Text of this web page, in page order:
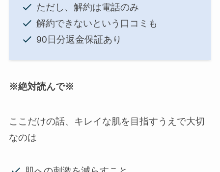
ただし、解約は電話のみ
解約できないという口コミも
90日分返金保証あり
※絶対読んで※
ここだけの話、キレイな肌を目指すうえで大切
なのは